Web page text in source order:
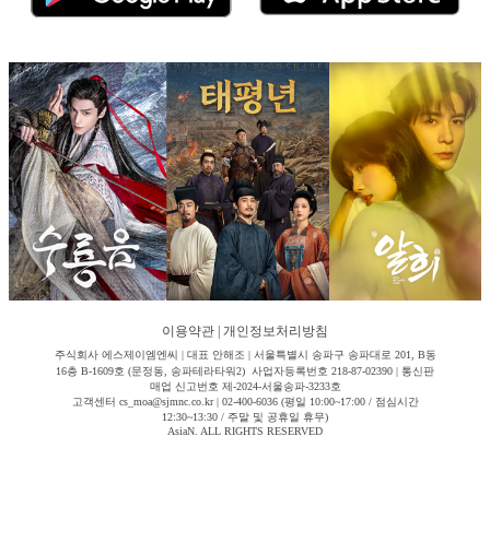
이용약관 개인정보처리방침
주식회사 에스제이엠엔씨 | 대표 안해조 | 서울특별시 송파구 송파대로 201, B동
16층 B-1609호 (문정동, 송파테라타워2) 사업자등록번호 218-87-02390 | 통신판
매업 신고번호 제-2024-서울송파-3233호
고객센터 cs_moa@sjmnc.co.kr | 02-400-6036 (평일 10:00~17:00 / 점심시간
12:30~13:30 / 주말 및 공휴일 휴무)
AsiaN. ALL RIGHTS RESERVED